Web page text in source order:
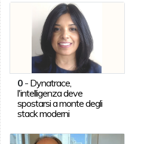
0- Dynatrace,
l'intelligenza deve
spostarsi a monte degli
stack moderni